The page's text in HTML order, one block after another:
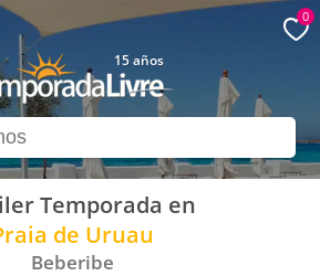
15 años
0
Temporada en
de Uruau
Beberibe